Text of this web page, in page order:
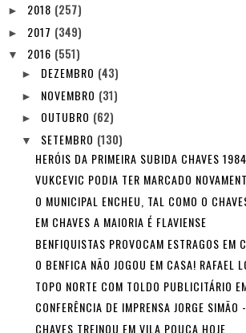
► 2018 (257)
► 2017 (349)
▼ 2016 (551)
► DEZEMBRO (43)
► NOVEMBRO (31)
► OUTUBRO (62)
▼ SETEMBRO (130)
HERÓIS DA PRIMEIRA SUBIDA CHAVES
VUKCEVIC PODIA TER MARCADO
O MUNICIPAL ENCHEU, TAL COMO O
EM CHAVES A MAIORIA É FLAVIENSE
BENFIQUISTAS PROVOCAM ESTRAGOS EM
O BENFICA NÃO JOGOU EM CASA! RAFAEL
TOPO NORTE COM TOLDO PUBLICITÁRIO
CONFERÊNCIA DE IMPRENSA JORGE SIMÃO
CHAVES TREINOU EM VILA POUCA HOJE